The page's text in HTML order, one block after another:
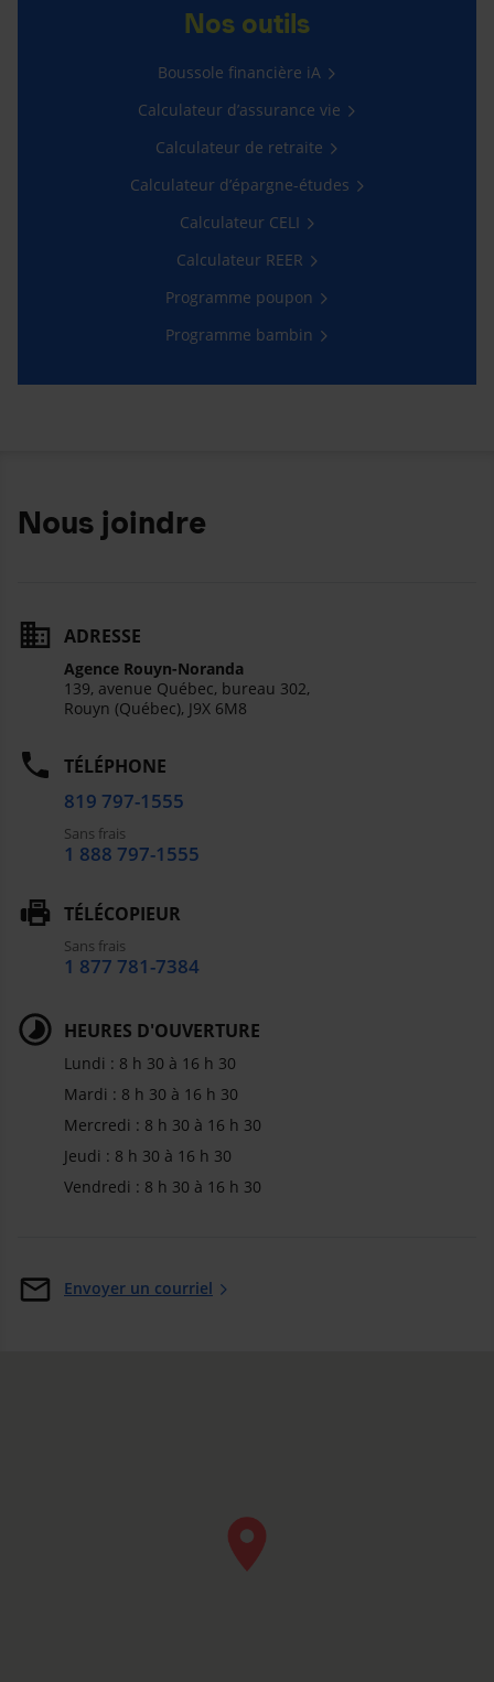
Nos outils
Boussole financière iA
Calculateur d’assurance vie
Calculateur de retraite
Calculateur d’épargne-études
Calculateur CELI
Calculateur REER
Programme poupon
Programme bambin
Nous joindre
ADRESSE
Agence Rouyn-Noranda
139, avenue Québec, bureau 302,
Rouyn (Québec), J9X 6M8
TÉLÉPHONE
819 797-1555
Sans frais
1 888 797-1555
TÉLÉCOPIEUR
Sans frais
1 877 781-7384
HEURES D'OUVERTURE
Lundi : 8 h 30 à 16 h 30
Mardi : 8 h 30 à 16 h 30
Mercredi : 8 h 30 à 16 h 30
Jeudi : 8 h 30 à 16 h 30
Vendredi : 8 h 30 à 16 h 30
Envoyer un courriel